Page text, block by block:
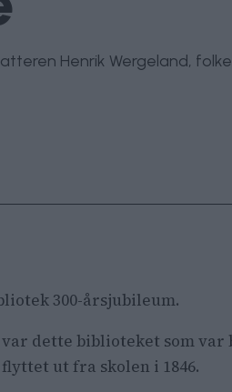
Henrik Wergeland,
300-årsjubileum.
dette biblioteket som var
ut fra skolen i 1846.